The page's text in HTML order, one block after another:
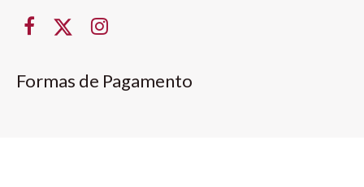
Formas de Pagamento